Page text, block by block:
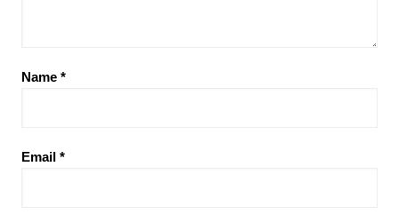
Name *
Email *